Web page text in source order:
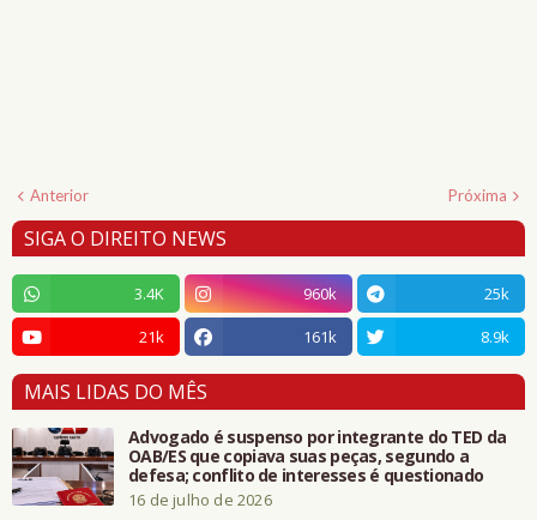
Anterior Próxima
SIGA O DIREITO NEWS
3.4K 960k
25k
21k
161k 8.9k
MAIS LIDAS DO MÊS
Advogado é suspenso por integrante do TED da
OAB/ES que copiava suas peças, segundo a
defesa; conflito de interesses é questionado
16 de julho de 2026